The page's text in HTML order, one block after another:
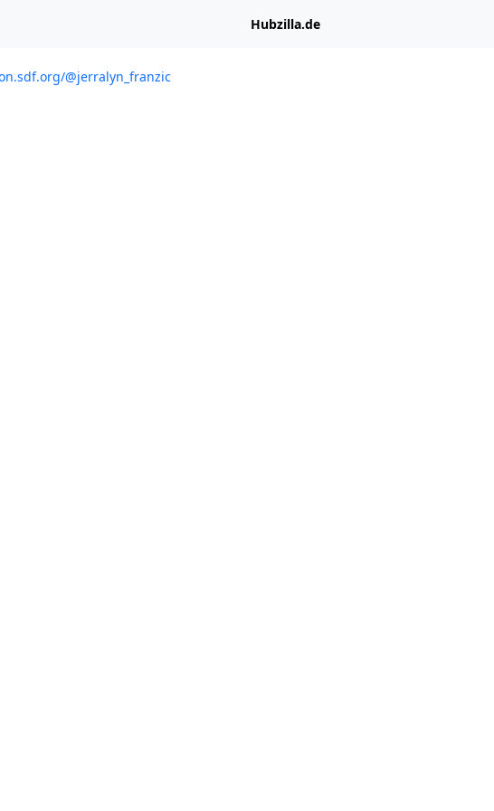
Hubzilla.de
@jerralyn_franzic